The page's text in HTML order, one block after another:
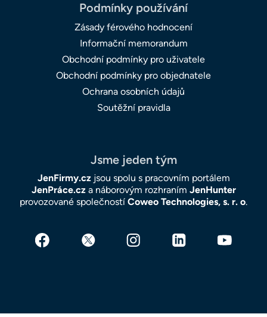
Podmínky používání
Zásady férového hodnocení
Informační memorandum
Obchodní podmínky pro uživatele
Obchodní podmínky pro objednatele
Ochrana osobních údajů
Soutěžní pravidla
Jsme jeden tým
JenFirmy.czjsou spolu s pracovním portálem
JenPráce.cza náborovým rozhraním JenHunter
provozované společností Coweo Technologies, s. r. o.